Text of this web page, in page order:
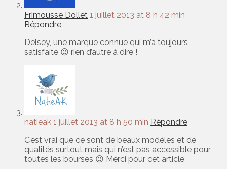
Frimousse Dollet 1 juillet 2013 at 8 h 42 min
Répondre
Delsey, une marque connue qui m’a toujours
satisfaite 😉 rien d’autre à dire !
natieak 1 juillet 2013 at 8 h 50 min Répondre
C’est vrai que ce sont de beaux modèles et de
qualités surtout mais qui n’est pas accessible pour
toutes les bourses 😉 Merci pour cet article